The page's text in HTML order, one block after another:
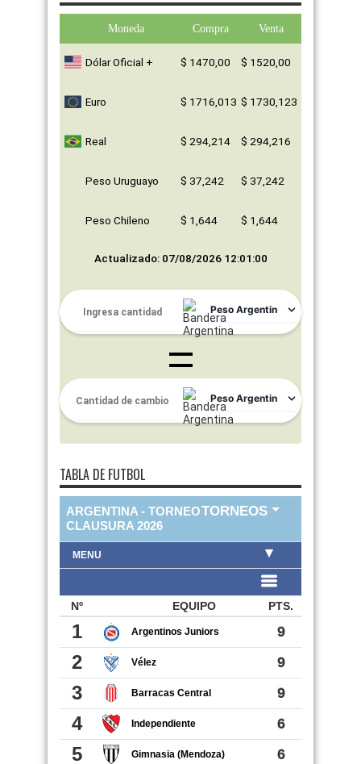
Moneda Compra Venta
Dólar Oficial + $ 1470,00 $ 1520,00
Euro $ 1716,013 $ 1730,123
Real $ 294,214 $ 294,216
Peso Uruguayo $ 37,242 $ 37,242
Peso Chileno $ 1,644 $ 1,644
Actualizado: 07/08/2026 12:01:00
TABLA DE FUTBOL